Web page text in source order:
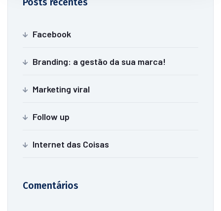
Facebook
Branding: a gestão da sua marca!
Marketing viral
Follow up
Internet das Coisas
Comentários